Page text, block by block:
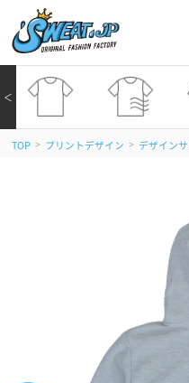
＜
TOP > プリントデザイン > デザイン